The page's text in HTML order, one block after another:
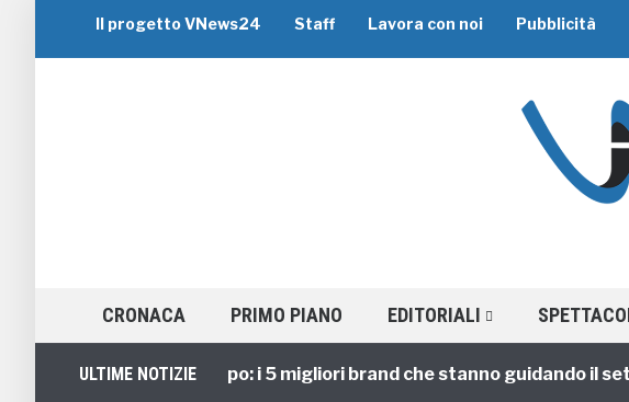
Il progetto VNews24 Staff Lavora con noi Pubblicità
CRONACA PRIMO PIANO EDITORIALI
ULTIME NOTIZIE
Viaggi di Gruppo: i 5 migliori brand che stanno guidando il settore